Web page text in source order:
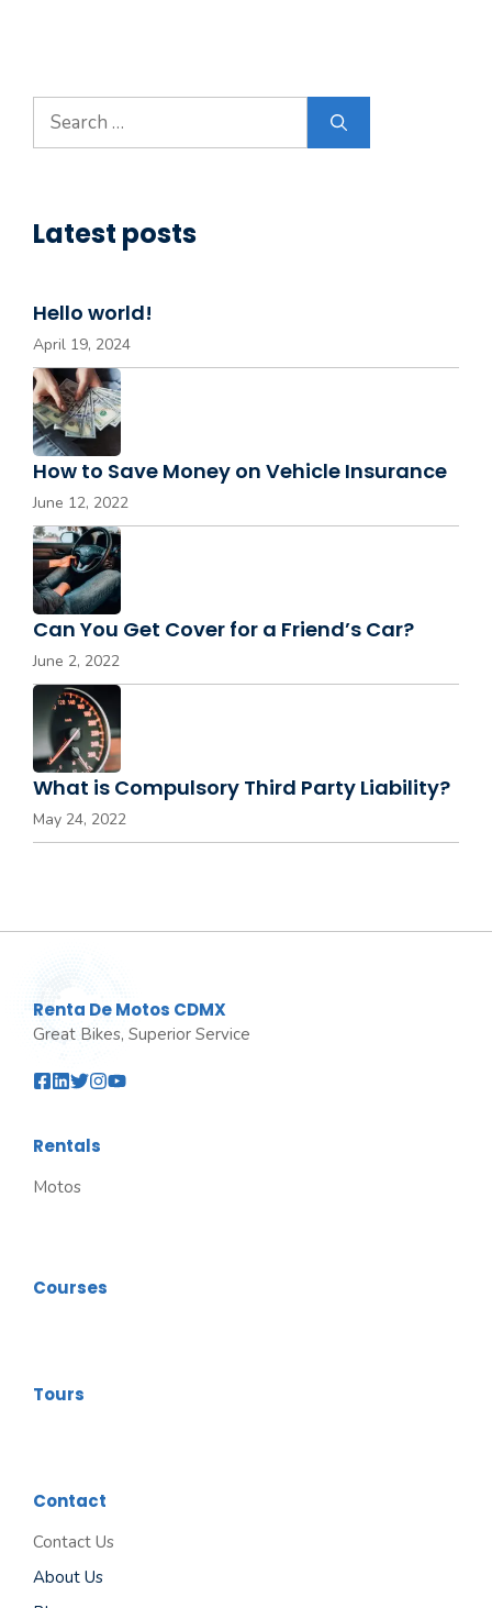
e
i
:
Search
for:
Latest posts
Hello world!
April 19, 2024
How to Save Money on Vehicle Insurance
June 12, 2022
Can You Get Cover for a Friend’s Car?
June 2, 2022
What is Compulsory Third Party Liability?
May 24, 2022
Renta De Motos CDMX
Great Bikes, Superior Service
Rentals
Motos
Courses
Tours
Contact
Contact Us
About Us